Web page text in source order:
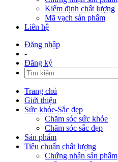
Kiểm định chất lượng
Mã vạch sản phẩm
Liên hệ
Đăng nhập
-
Đăng ký
Trang chủ
Giới thiệu
Sức khỏe-Sắc đẹp
Chăm sóc sức khỏe
Chăm sóc sắc đẹp
Sản phẩm
Tiêu chuẩn chất lượng
Chứng nhận sản phẩm